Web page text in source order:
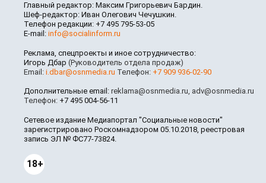
Главный редактор: Максим Григорьевич Бардин.
Шеф-редактор: Иван Олегович Чечушкин.
Телефон редакции: +7 495 795-53-05
E-mail: info@socialinform.ru
Реклама, спецпроекты и иное сотрудничество:
Игорь Дбар (Руководитель отдела продаж)
Email: i.dbar@osnmedia.ru Телефон: +7 909 936-02-90
Дополнительные email: reklama@osnmedia.ru, adv@osnmedia.ru
Телефон: +7 495 004-56-11
Сетевое издание Медиапортал "Социальные новости"
зарегистрировано Роскомнадзором 05.10.2018, реестровая
запись ЭЛ № ФС77-73824.
18+